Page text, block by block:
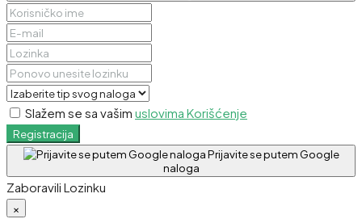
Slažem se sa vašim uslovima Korišćenje
Registracija
Prijavite se putem Google
naloga
Zaboravili Lozinku
×